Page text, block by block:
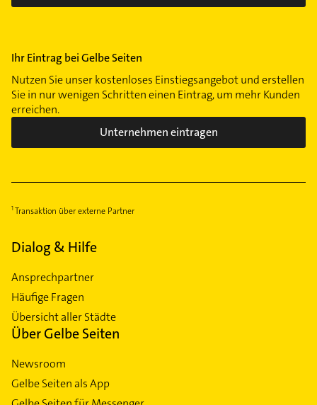
Ihr Eintrag bei Gelbe Seiten
Nutzen Sie unser kostenloses Einstiegsangebot und erstellen
Sie in nur wenigen Schritten einen Eintrag, um mehr Kunden
erreichen.
Unternehmen eintragen
Transaktion über externe Partner
Dialog & Hilfe
Ansprechpartner
Häufige Fragen
Übersicht aller Städte
Über Gelbe Seiten
Newsroom
Gelbe Seiten als App